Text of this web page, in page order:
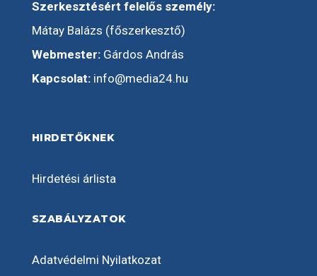
Szerkesztésért felelős személy:
Mátay Balázs (főszerkesztő)
Webmester:Gárdos András
Kapcsolat: info@media24.hu
HIRDETŐKNEK
Hirdetési árlista
SZABÁLYZATOK
Adatvédelmi Nyilatkozat